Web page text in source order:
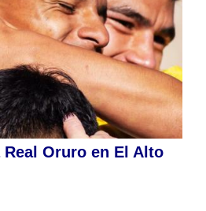
Oruro en El Alto